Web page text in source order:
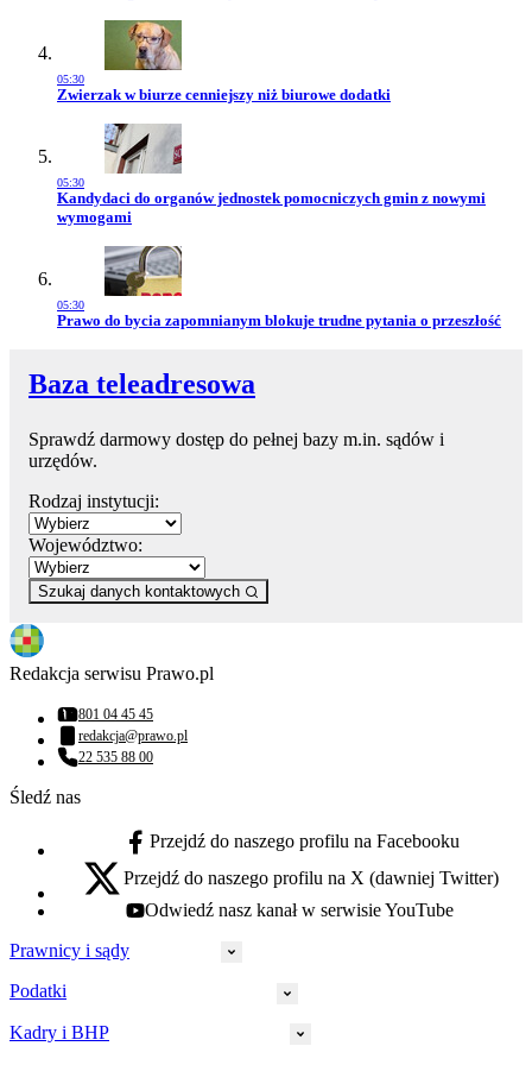
05:30
Przejdź do artykułu:
Zwierzak w biurze cenniejszy niż biurowe dodatki
05:30
Przejdź do artykułu:
Kandydaci do organów jednostek pomocniczych gmin z nowymi
wymogami
05:30
Przejdź do artykułu:
Prawo do bycia zapomnianym blokuje trudne pytania o przeszłość
Baza teleadresowa
Sprawdź darmowy dostęp do pełnej bazy m.in. sądów i
urzędów.
Rodzaj instytucji:
Województwo:
Szukaj danych kontaktowych
Redakcja serwisu Prawo.pl
Numer telefonu:
801 04 45 45
Adres email:
redakcja@prawo.pl
Numer telefonu:
22 535 88 00
Śledź nas
facebook - otwiera się w nowej karcie
Przejdź do naszego profilu na Facebooku
x - otwiera się w nowej karcie
Przejdź do naszego profilu na X (dawniej Twitter)
youtube - otwiera się w nowej karcie
Odwiedź nasz kanał w serwisie YouTube
Prawnicy i sądy
Prawnicy
Podatki
Kadry i BHP